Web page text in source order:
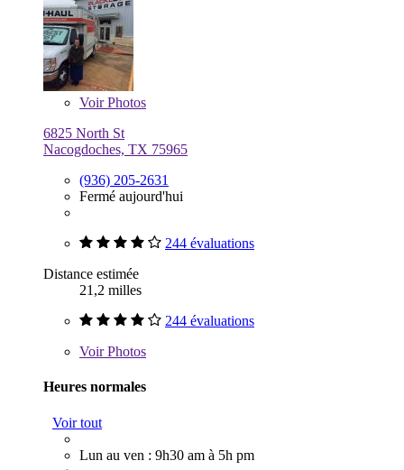
VoirPhotos
6825 North St
Nacogdoches, TX 75965
(936) 205-2631
Fermé aujourd'hui
244 évaluations
Distance estimée
21,2 milles
244 évaluations
VoirPhotos
Heures normales
Voir tout
Lun au ven : 9h30 am à 5h pm